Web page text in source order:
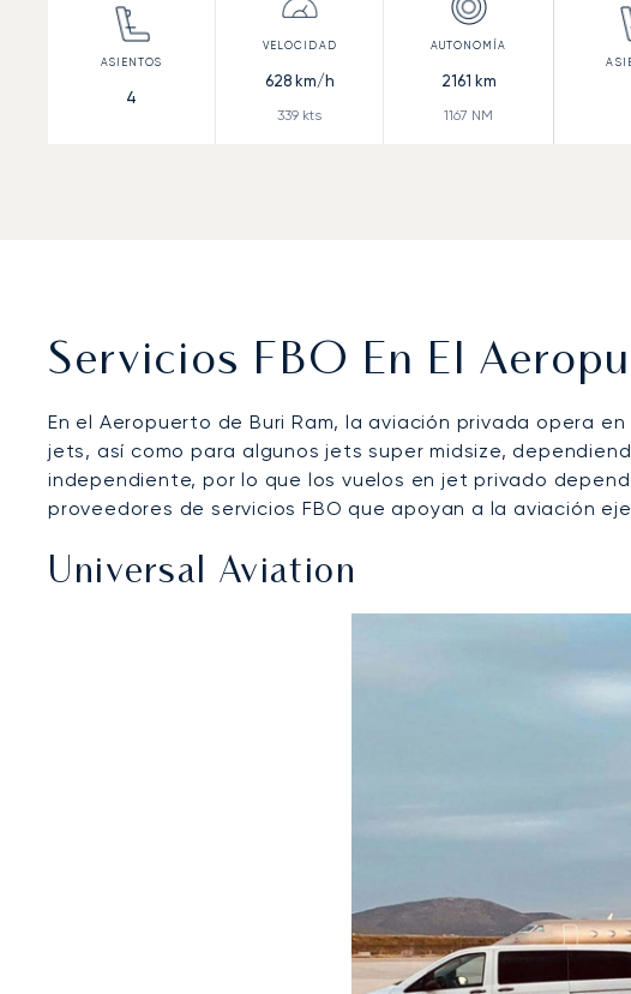
4
628km/h
339 kts
2161 km
1167 NM
Servicios FBO En El
En el Aeropuerto de Buri Ram, la aviación privada opera
jets, así como para algunos jets super midsize,
independiente, por lo que los vuelos en jet privado
proveedores de servicios FBO que apoyan a la aviación
Universal Aviation